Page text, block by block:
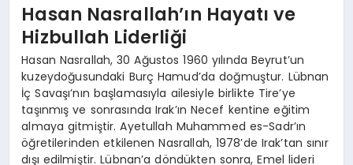
EĞITIM
SIYASET
Hasan Nasrallah’ın Hayatı ve
Hizbullah Liderliği
Hasan Nasrallah, 30 Ağustos 1960 yılında Beyrut’un
kuzeydoğusundaki Burç Hamud’da doğmuştur. Lübnan
İç Savaşı’nın başlamasıyla ailesiyle birlikte Tire’ye
taşınmış ve sonrasında Irak’ın Necef kentine eğitim
almaya gitmiştir. Ayetullah Muhammed es-Sadr’ın
öğretilerinden etkilenen Nasrallah, 1978’de Irak’tan sınır
dışı edilmiştir. Lübnan’a döndükten sonra, Emel lideri